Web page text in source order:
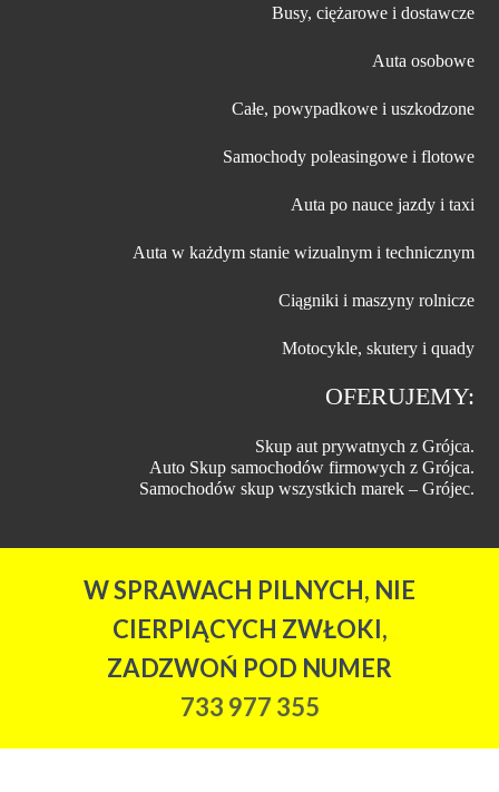
Busy, ciężarowe i dostawcze
Auta osobowe
Całe, powypadkowe i uszkodzone
Samochody poleasingowe i flotowe
Auta po nauce jazdy i taxi
Auta w każdym stanie wizualnym i technicznym
Ciągniki i maszyny rolnicze
Motocykle, skutery i quady
OFERUJEMY:
Skup aut prywatnych z Grójca.
Auto Skup samochodów firmowych z Grójca.
Samochodów skup wszystkich marek – Grójec.
W SPRAWACH PILNYCH, NIE
CIERPIĄCYCH ZWŁOKI,
ZADZWOŃ POD NUMER
733 977 355